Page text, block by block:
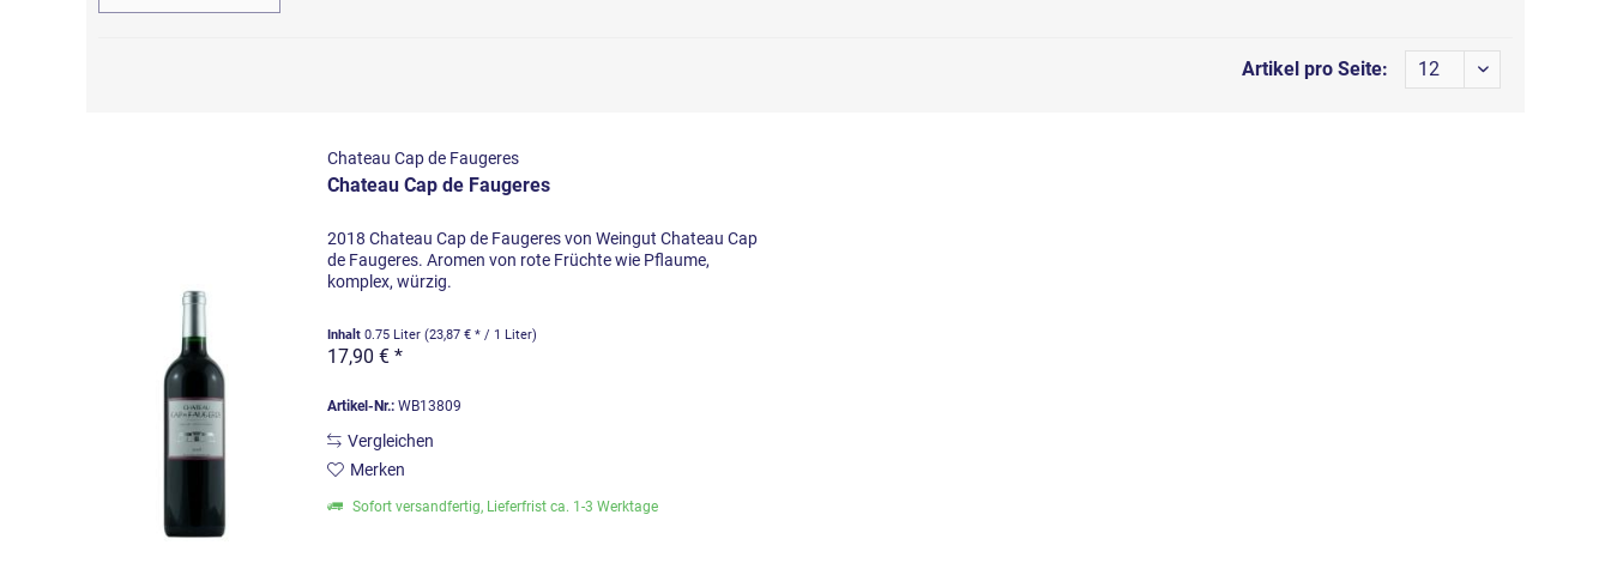
Artikel pro Seite:
Chateau Cap de Faugeres
Chateau Cap de Faugeres
2018 Chateau Cap de Faugeres von Weingut Chateau Cap
de Faugeres. Aromen von rote Früchte wie Pflaume,
komplex, würzig.
Inhalt0.75 Liter(23,87 € * / 1 Liter)
17,90 € *
Artikel-Nr.: WB13809
Vergleichen
Merken
Sofort versandfertig, Lieferfrist ca. 1-3 Werktage